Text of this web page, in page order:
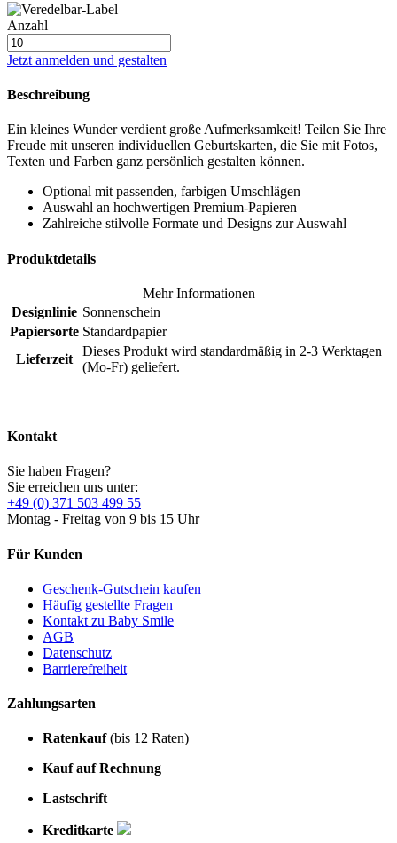
Anzahl
Jetzt anmelden und gestalten
Beschreibung
Ein kleines Wunder verdient große Aufmerksamkeit! Teilen Sie Ihre
Freude mit unseren individuellen Geburtskarten, die Sie mit Fotos,
Texten und Farben ganz persönlich gestalten können.
Optional mit passenden, farbigen Umschlägen
Auswahl an hochwertigen Premium-Papieren
Zahlreiche stilvolle Formate und Designs zur Auswahl
Produktdetails
Mehr Informationen
Designlinie Sonnenschein
Papiersorte Standardpapier
Lieferzeit
Dieses Produkt wird standardmäßig in 2-3 Werktagen
(Mo-Fr) geliefert.
Kontakt
Sie haben Fragen?
Sie erreichen uns unter:
+49 (0) 371 503 499 55
Montag - Freitag von 9 bis 15 Uhr
Für Kunden
Geschenk-Gutschein kaufen
Häufig gestellte Fragen
Kontakt zu Baby Smile
AGB
Datenschutz
Barrierefreiheit
Zahlungsarten
Ratenkauf(bis 12 Raten)
Kauf auf Rechnung
Lastschrift
Kreditkarte